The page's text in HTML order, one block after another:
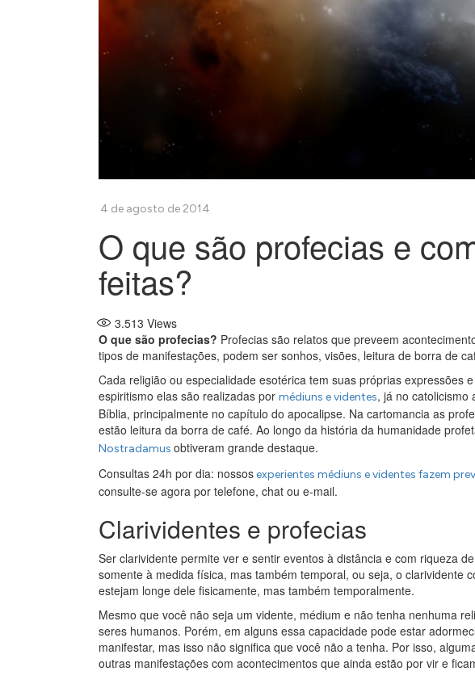
O que são profecias e
feitas?
3.513 Views
O que são profecias? Profecias são relatos que preveem
tipos de manifestações, podem ser sonhos, visões, leitura de borra de
Cada religião ou especialidade esotérica tem suas próprias expressões
espiritismo elas são realizadas por médiuns e videntes, já no catolicismo
Bíblia, principalmente no capítulo do apocalipse. Na cartomancia as
estão leitura da borra de café. Ao longo da história da humanidade
Nostradamus obtiveram grande destaque.
Consultas 24h por dia: nossosexperientes médiuns e videntes fazem
consulte-se agora por telefone, chat ou e-mail.
Clarividentes e profecias
Ser clarividente permite ver e sentir eventos à distância e com riqueza
somente à medida física, mas também temporal, ou seja, o clarividente
estejam longe dele fisicamente, mas também temporalmente.
Mesmo que você não seja um vidente, médium e não tenha nenhuma
seres humanos. Porém, em alguns essa capacidade pode estar
manifestar, mas isso não significa que você não a tenha. Por isso,
outras manifestações com acontecimentos que ainda estão por vir e